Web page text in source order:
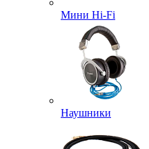
Мини Hi-Fi
Наушники